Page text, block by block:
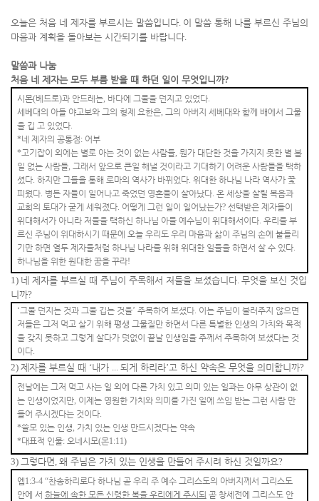
오늘은 처음 네 제자를 부르시는 말씀입니다. 이 말씀 통해 나를 부르신 주님의
마음과 계획을 돌아보는 시간되기를 바랍니다.
말씀과 나눔
처음 네 제자는 모두 부름 받을 때 하던 일이 무엇입니까?
시몬(베드로)과 안드레는, 바다에 그물을 던지고 있었다.
세베대의 아들 야고보와 그의 형제 요한은, 그의 아버지 세베대와 함께 배에서 그물
을 깁 고 있었다.
*네 제자의 공통점: 어부
*고기잡이 외에는 별로 아는 것이 없는 사람들, 뭔가 대단한 것을 가지지 못한 별 볼
일 없는 사람들, 그래서 앞으로 큰일 해낼 것이라고 기대하기 어려운 사람들을 택하
셨다. 하지만 그들을 통해 로마의 역사가 바뀌었다. 위대한 하나님 나라 역사가 꽃
피웠다. 병든 자들이 일어나고 죽었던 영혼들이 살아났다. 온 세상을 살릴 복음과
교회의 토대가 굳게 세워졌다. 어떻게 그런 일이 일어났는가? 선택받은 제자들이
위대해서가 아니라 저들을 택하신 하나님 아들 예수님이 위대해서이다. 우리를 부
르신 주님이 위대하시기 때문에 오늘 우리도 우리 마음과 삶이 주님의 손에 붙들리
기만 하면 열두 제자들처럼 하나님 나라를 위해 위대한 일들을 하면서 살 수 있다.
하나님을 위한 원대한 꿈을 꾸라!
1) 네 제자를 부르실 때 주님이 주목해서 저들을 보셨습니다. 무엇을 보신 것입
니까?
‘그물 던지는 것과 그물 깁는 것을’ 주목하여 보셨다. 이는 주님이 불러주지 않으면
저들은 그저 먹고 살기 위해 평생 그물질만 하면서 다른 특별한 인생의 가치와 목적
을 갖지 못하고 그렇게 살다가 덧없이 끝날 인생임을 주께서 주목하여 보셨다는 것
이다.
2) 제자를 부르실 때 ‘내가 ... 되게 하리라’고 하신 약속은 무엇을 의미합니까?
전날에는 그저 먹고 사는 일 외에 다른 가치 있고 의미 있는 일과는 아무 상관이 없
는 인생이었지만, 이제는 영원한 가치와 의미를 가진 일에 쓰임 받는 그런 사람 만
들어 주시겠다는 것이다.
*쓸모 있는 인생, 가치 있는 인생 만드시겠다는 약속
*대표적 인물: 오네시모(몬1:11)
3) 그렇다면, 왜 주님은 가치 있는 인생을 만들어 주시려 하신 것일까요?
엡1:3-4 “찬송하리로다 하나님 곧 우리 주 예수 그리스도의 아버지께서 그리스도
안에 서 하늘에 속한 모든 신령한 복을 우리에게 주시되 곧 창세전에 그리스도 안